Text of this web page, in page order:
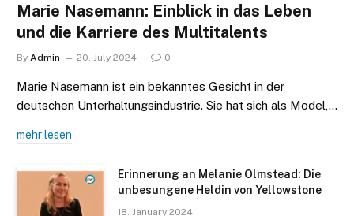
Marie Nasemann: Einblick in das Leben
und die Karriere des Multitalents
By Admin 20. July 2024 0
Marie Nasemann ist ein bekanntes Gesicht in der
deutschen Unterhaltungsindustrie. Sie hat sich als Model,…
mehr lesen
Erinnerung an Melanie Olmstead: Die
unbesungene Heldin von Yellowstone
18. January 2024